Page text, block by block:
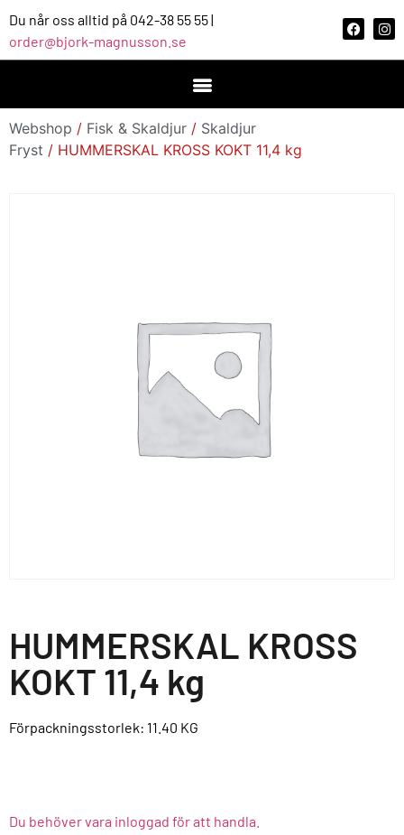
Du når oss alltid på 042-38 55 55 |
order@bjork-magnusson.se
Webshop / Fisk & Skaldjur / Skaldjur
Fryst / HUMMERSKAL KROSS KOKT 11,4 kg
HUMMERSKAL KROSS
KOKT 11,4 kg
Förpackningsstorlek: 11.40 KG
Du behöver vara inloggad för att handla.